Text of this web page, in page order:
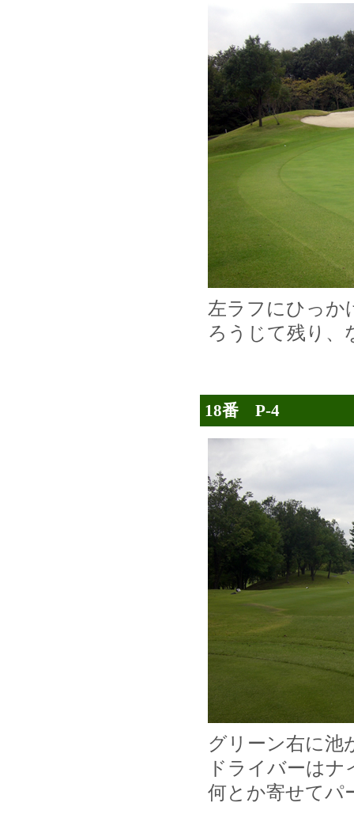
左ラフにひっか
ろうじて残り、
18番 P-4
グリーン右に池
ドライバーは
何とか寄せてパ